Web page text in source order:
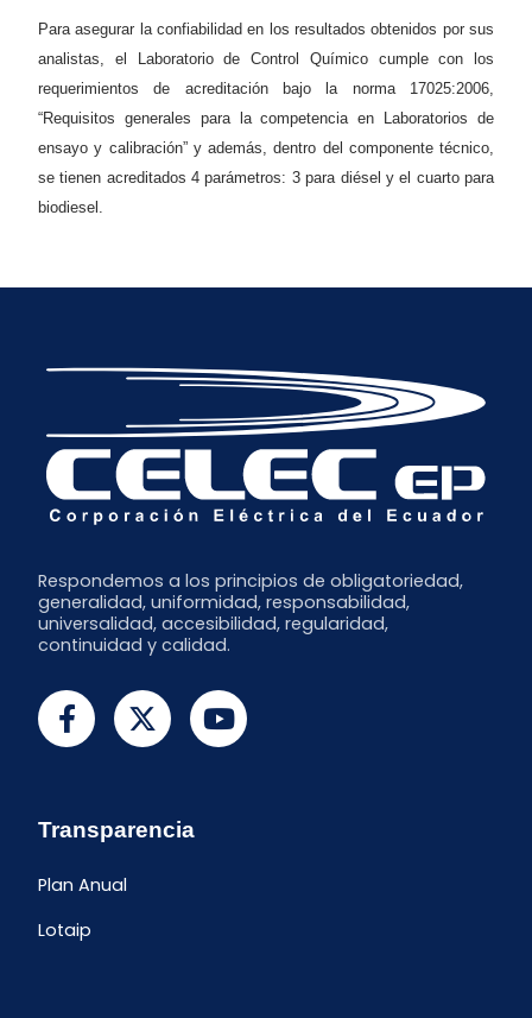
Para asegurar la confiabilidad en los resultados obtenidos por sus
analistas, el Laboratorio de Control Químico cumple con los
requerimientos de acreditación bajo la norma 17025:2006,
“Requisitos generales para la competencia en Laboratorios de
ensayo y calibración” y además, dentro del componente técnico,
se tienen acreditados 4 parámetros: 3 para diésel y el cuarto para
biodiesel.
Respondemos a los principios de obligatoriedad,
generalidad, uniformidad, responsabilidad,
universalidad, accesibilidad, regularidad,
continuidad y calidad.
Transparencia
Plan Anual
Lotaip